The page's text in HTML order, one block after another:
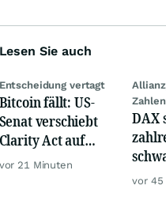
Lesen Sie auch
Entscheidung vertagt
Bitcoin fällt: US-
Senat verschiebt
Clarity Act auf
September
vor 21 Minuten
Zahlen
DAX
Gold
vor 45